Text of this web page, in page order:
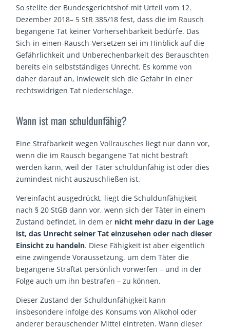
So stellte der Bundesgerichtshof mit Urteil vom 12.
Dezember 2018– 5 StR 385/18 fest, dass die im Rausch
begangene Tat keiner Vorhersehbarkeit bedürfe. Das
Sich-in-einen-Rausch-Versetzen sei im Hinblick auf die
Gefährlichkeit und Unberechenbarkeit des Berauschten
bereits ein selbstständiges Unrecht. Es komme von
daher darauf an, inwieweit sich die Gefahr in einer
rechtswidrigen Tat niederschlage.
Wann ist man schuldunfähig?
Eine Strafbarkeit wegen Vollrausches liegt nur dann vor,
wenn die im Rausch begangene Tat nicht bestraft
werden kann, weil der Täter schuldunfähig ist oder dies
zumindest nicht auszuschließen ist.
Vereinfacht ausgedrückt, liegt die Schuldunfähigkeit
nach § 20 StGB dann vor, wenn sich der Täter in einem
Zustand befindet, in dem er nicht mehr dazu in der Lage
ist, das Unrecht seiner Tat einzusehen oder nach dieser
Einsicht zu handeln. Diese Fähigkeit ist aber eigentlich
eine zwingende Voraussetzung, um dem Täter die
begangene Straftat persönlich vorwerfen – und in der
Folge auch um ihn bestrafen – zu können.
Dieser Zustand der Schuldunfähigkeit kann
insbesondere infolge des Konsums von Alkohol oder
anderer berauschender Mittel eintreten. Wann dieser